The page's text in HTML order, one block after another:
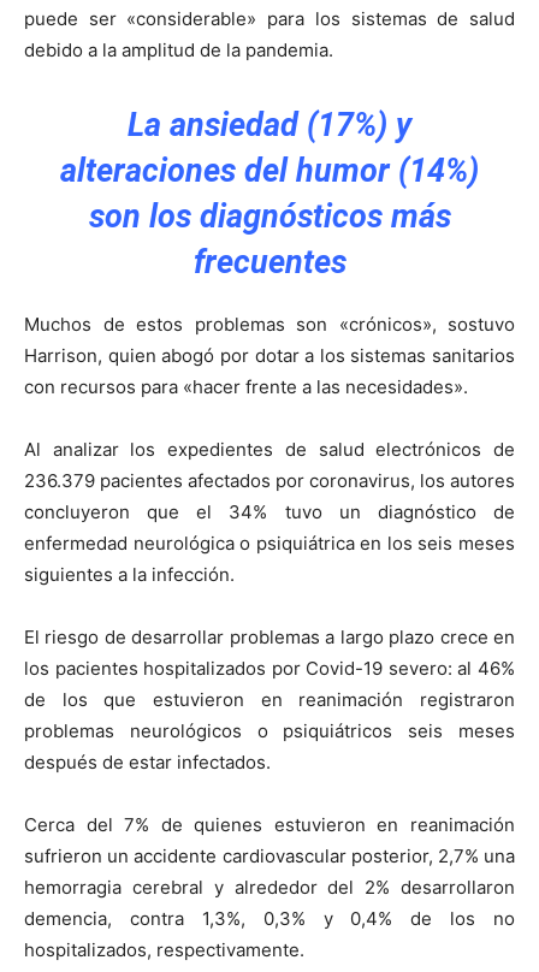
puede ser «considerable» para los sistemas de salud
debido a la amplitud de la pandemia.
La ansiedad (17%) y
alteraciones del humor (14%)
son los diagnósticos más
frecuentes
Muchos de estos problemas son «crónicos», sostuvo
Harrison, quien abogó por dotar a los sistemas sanitarios
con recursos para «hacer frente a las necesidades».
Al analizar los expedientes de salud electrónicos de
236.379 pacientes afectados por coronavirus, los autores
concluyeron que el 34% tuvo un diagnóstico de
enfermedad neurológica o psiquiátrica en los seis meses
siguientes a la infección.
El riesgo de desarrollar problemas a largo plazo crece en
los pacientes hospitalizados por Covid-19 severo: al 46%
de los que estuvieron en reanimación registraron
problemas neurológicos o psiquiátricos seis meses
después de estar infectados.
Cerca del 7% de quienes estuvieron en reanimación
sufrieron un accidente cardiovascular posterior, 2,7% una
hemorragia cerebral y alrededor del 2% desarrollaron
demencia, contra 1,3%, 0,3% y 0,4% de los no
hospitalizados, respectivamente.